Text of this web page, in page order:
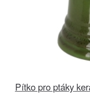
Pítko pro ptáky